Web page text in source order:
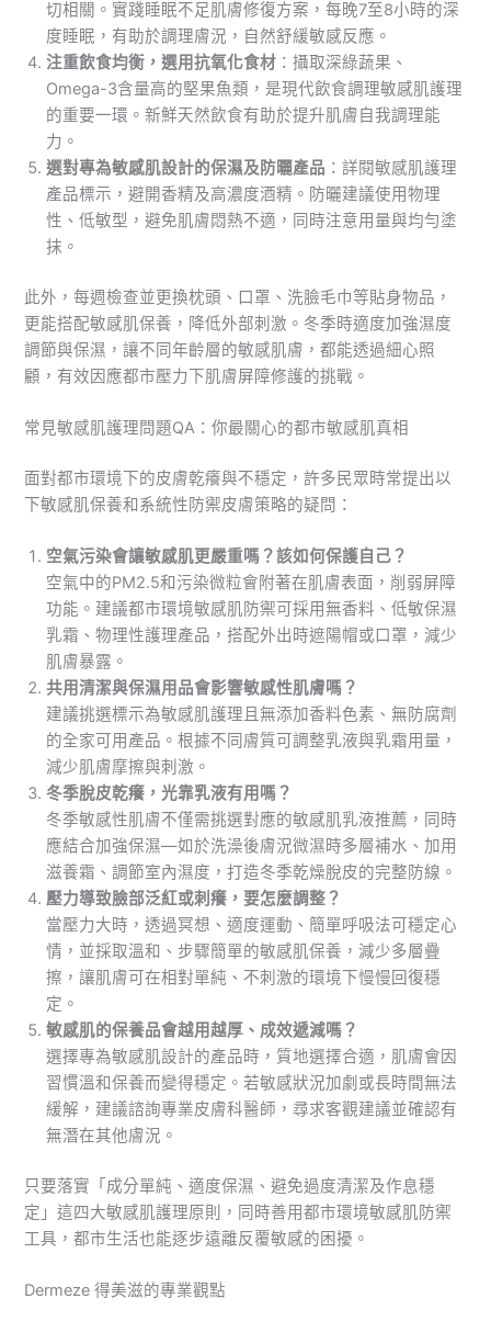
切相關。實踐睡眠不足肌膚修復方案，每晚7至8小時的深
度睡眠，有助於調理膚況，自然舒緩敏感反應。
注重飲食均衡，選用抗氧化食材 ：攝取深綠蔬果、
Omega-3含量高的堅果魚類，是現代飲食調理敏感肌護理
的重要一環。新鮮天然飲食有助於提升肌膚自我調理能
力。
選對專為敏感肌設計的保濕及防曬產品 ：詳閱敏感肌護理
產品標示，避開香精及高濃度酒精。防曬建議使用物理
性、低敏型，避免肌膚悶熱不適，同時注意用量與均勻塗
抹。
此外，每週檢查並更換枕頭、口罩、洗臉毛巾等貼身物品，
更能搭配敏感肌保養，降低外部刺激。冬季時適度加強濕度
調節與保濕，讓不同年齡層的敏感肌膚，都能透過細心照
顧，有效因應都市壓力下肌膚屏障修護的挑戰。
常見敏感肌護理問題QA：你最關心的都市敏感肌真相
面對都市環境下的皮膚乾癢與不穩定，許多民眾時常提出以
下敏感肌保養和系統性防禦皮膚策略的疑問：
空氣污染會讓敏感肌更嚴重嗎？該如何保護自己？
空氣中的PM2.5和污染微粒會附著在肌膚表面，削弱屏障
功能。建議都市環境敏感肌防禦可採用無香料、低敏保濕
乳霜、物理性護理產品，搭配外出時遮陽帽或口罩，減少
肌膚暴露。
共用清潔與保濕用品會影響敏感性肌膚嗎？
建議挑選標示為敏感肌護理且無添加香料色素、無防腐劑
的全家可用產品。根據不同膚質可調整乳液與乳霜用量，
減少肌膚摩擦與刺激。
冬季脫皮乾癢，光靠乳液有用嗎？
冬季敏感性肌膚不僅需挑選對應的敏感肌乳液推薦，同時
應結合加強保濕—如於洗澡後膚況微濕時多層補水、加用
滋養霜、調節室內濕度，打造冬季乾燥脫皮的完整防線。
壓力導致臉部泛紅或刺癢，要怎麼調整？
當壓力大時，透過冥想、適度運動、簡單呼吸法可穩定心
情，並採取溫和、步驟簡單的敏感肌保養，減少多層疊
擦，讓肌膚可在相對單純、不刺激的環境下慢慢回復穩
定。
敏感肌的保養品會越用越厚、成效遞減嗎？
選擇專為敏感肌設計的產品時，質地選擇合適，肌膚會因
習慣溫和保養而變得穩定。若敏感狀況加劇或長時間無法
緩解，建議諮詢專業皮膚科醫師，尋求客觀建議並確認有
無潛在其他膚況。
只要落實「成分單純、適度保濕、避免過度清潔及作息穩
定」這四大敏感肌護理原則，同時善用都市環境敏感肌防禦
工具，都市生活也能逐步遠離反覆敏感的困擾。
Dermeze 得美滋的專業觀點